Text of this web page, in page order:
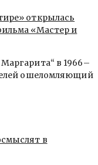
открылась
«Мастер и
в 1966–
ошеломляющий
в